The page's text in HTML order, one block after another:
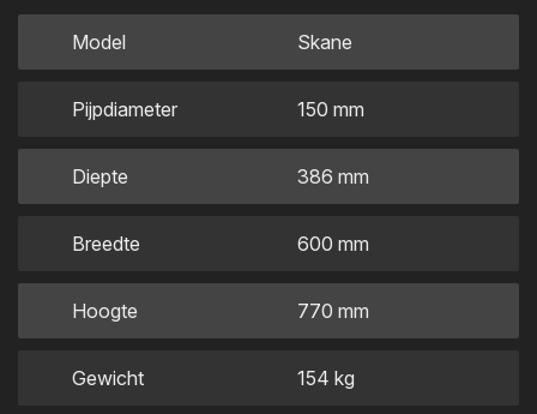
Model Skane
Pijpdiameter 150 mm
Diepte 386 mm
Breedte 600 mm
Hoogte 770 mm
Gewicht 154 kg